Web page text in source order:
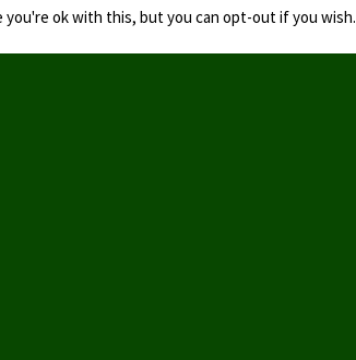
you're ok with this, but you can opt-out if you wish.